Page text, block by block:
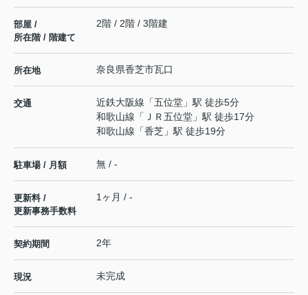
部屋 /
所在階 / 階建て
2階 / 2階 / 3階建
所在地 奈良県香芝市瓦口
交通 近鉄大阪線 「五位堂 」駅 徒歩5分
和歌山線 「 ＪＲ五位堂 」駅 徒歩17分
和歌山線 「香芝 」駅 徒歩19分
駐車場 / 月額 無 / -
更新料 /
更新事務手数料
1ヶ月 / -
契約期間 2年
現況 未完成